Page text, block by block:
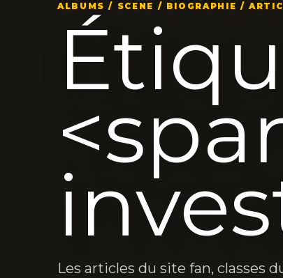
ALBUMS / SCENE / BIOGRAPHIE /
Les articles du site fan, classes